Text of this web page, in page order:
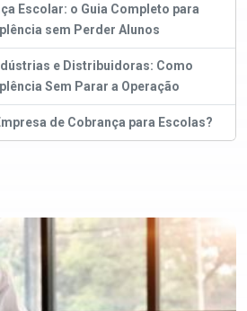
Escolar: o Guia Completo para
sem Perder Alunos
e Distribuidoras: Como
Sem Parar a Operação
de Cobrança para Escolas?